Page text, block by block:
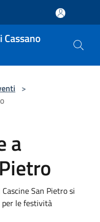
Cassano
>
a
San Pietro si
per le festività